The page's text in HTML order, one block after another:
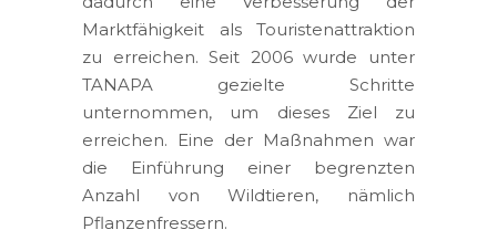
Marktfähigkeit als Touristenattraktion
zu erreichen. Seit 2006 wurde unter
TANAPA gezielte Schritte
unternommen, um dieses Ziel zu
erreichen. Eine der Maßnahmen war
die Einführung einer begrenzten
Anzahl von Wildtieren, nämlich
Pflanzenfressern.